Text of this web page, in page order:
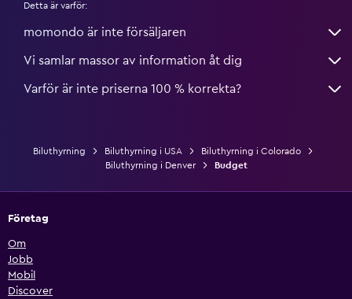
Detta är varför:
momondo är inte försäljaren
Vi samlar massor av information åt dig
Varför är inte priserna 100 % korrekta?
Biluthyrning Biluthyrning i USA
Biluthyrning i Colorado
Biluthyrning i Denver
Budget
Företag
Om
Jobb
Mobil
Discover